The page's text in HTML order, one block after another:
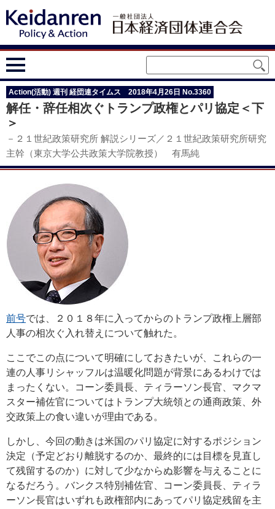
Action(活動) 週刊 経団連タイムス 2018年4月26日 No.3360
解任・辞任相次ぐトランプ政権とパリ協定＜下
＞
－２１世紀政策研究所 解説シリーズ／２１世紀政策研究所研究
主幹（東京大学公共政策大学院教授） 有馬純
前号では、２０１８年に入ってからのトランプ政権上層部
人事の相次ぐ入れ替えについて触れた。
ここでこの点について明確にしておきたいが、これらの一
連の人事リシャッフルは温暖化問題が背景にあるわけでは
まったくない。コーン委員長、ティラーソン長官、マクマ
スター補佐官についてはトランプ大統領との通商政策、外
交政策上の食い違いが理由である。
しかし、今回の動きは米国のパリ協定に対するポジション
決定（予定どおり離脱するのか、最終的には目標を見直し
て残留するのか）に対して少なからぬ影響を与えることに
なるだろう。バンクス特別補佐官、コーン委員長、ティラ
ーソン長官はいずれも政権部内にあってパリ協定残留を主